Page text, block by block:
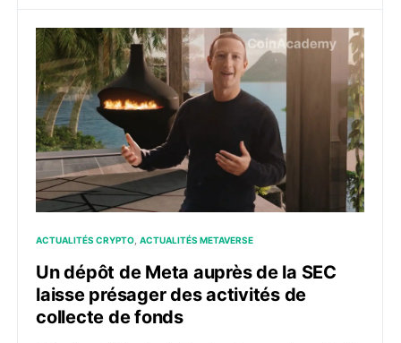
Un dépôt de Meta auprès de la SEC laisse présager
ACTUALITÉS CRYPTO ACTUALITÉS METAVERSE
Un dépôt de Meta auprès de la SEC
laisse présager des activités de
collecte de fonds